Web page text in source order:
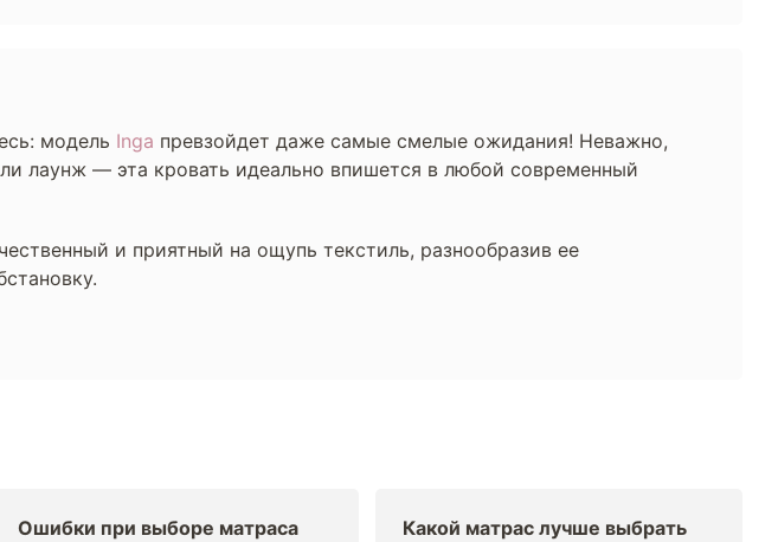
модель Inga превзойдет даже самые смелые ожидания! Неважно,
лаунж — эта кровать идеально впишется в любой современный
и приятный на ощупь текстиль, разнообразив ее
Ошибки при выборе матраса Какой матрас лучше выбрать